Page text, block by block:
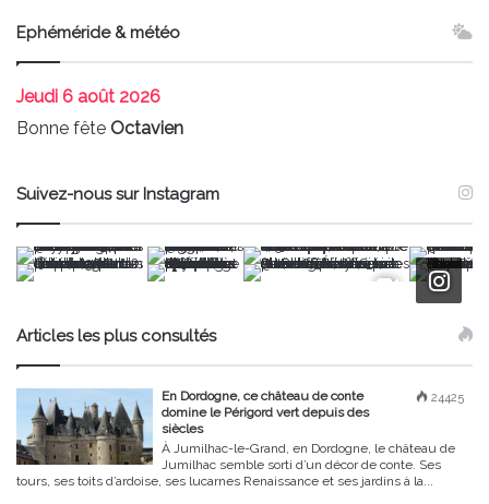
Ephéméride & météo
Jeudi 6 août 2026
Bonne fête Octavien
Suivez-nous sur Instagram
Articles les plus consultés
24425
En Dordogne, ce château de conte
domine le Périgord vert depuis des
siècles
À Jumilhac-le-Grand, en Dordogne, le château de
Jumilhac semble sorti d’un décor de conte. Ses
tours, ses toits d’ardoise, ses lucarnes Renaissance et ses jardins à la...